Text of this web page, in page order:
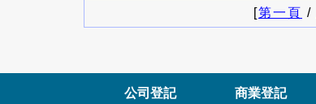
[第一頁 /
公司登記 商業登記